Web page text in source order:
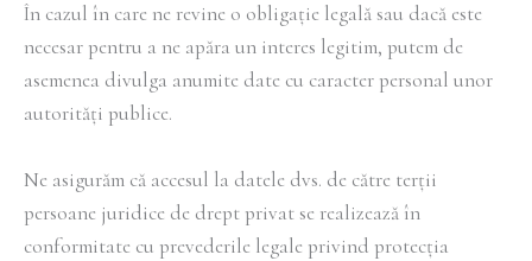
În cazul în care ne revine o obligație legală sau dacă este
necesar pentru a ne apăra un interes legitim, putem de
asemenea divulga anumite date cu caracter personal unor
autorități publice.
Ne asigurăm că accesul la datele dvs. de către terții
persoane juridice de drept privat se realizează în
conformitate cu prevederile legale privind protecția